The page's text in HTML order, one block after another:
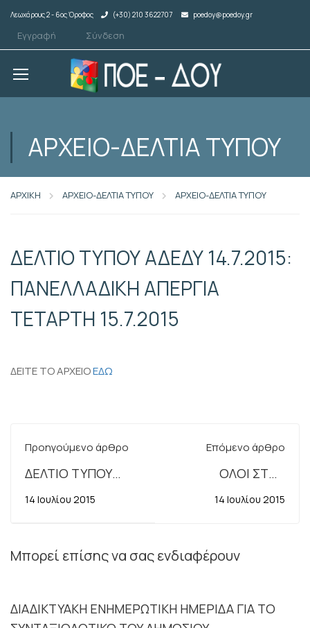
Λεωχάρους 2 - 6ος Όροφος (+30) 210 3622707 poedoy@poedoy.gr
Εγγραφή Σύνδεση
ΑΡΧΕΙΟ-ΔΕΛΤΙΑ ΤΥΠΟΥ
ΑΡΧΙΚΗ ΑΡΧΕΙΟ-ΔΕΛΤΙΑ ΤΥΠΟΥ ΑΡΧΕΙΟ-ΔΕΛΤΙΑ ΤΥΠΟΥ
ΔΕΛΤΙΟ ΤΥΠΟΥ ΑΔΕΔΥ 14.7.2015:
ΠΑΝΕΛΛΑΔΙΚΗ ΑΠΕΡΓΙΑ
ΤΕΤΑΡΤΗ 15.7.2015
ΔΕΙΤΕ ΤΟ ΑΡΧΕΙΟΕΔΩ
Προηγούμενο άρθρο
ΔΕΛΤΙΟ ΤΥΠΟΥ
ΑΔΕΔΥ 13.7.2015
14 Ιουλίου 2015
Επόμενο άρθρο
ΟΛΟΙ ΣΤΗΝ
ΑΠΕΡΓΙΑ ΣΤΙΣ
14 Ιουλίου 2015
Μπορεί επίσης να σας ενδιαφέρουν
ΔΙΑΔΙΚΤΥΑΚΗ ΕΝΗΜΕΡΩΤΙΚΗ ΗΜΕΡΙΔΑ ΓΙΑ ΤΟ